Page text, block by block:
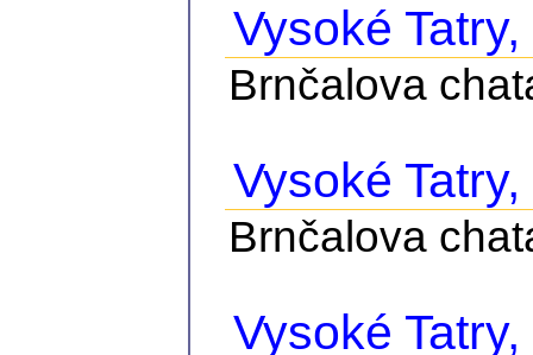
Vysoké
Brnčalova
Vysoké Tatry,
Brnčalova
Vysoké